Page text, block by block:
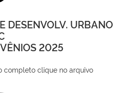
DESENVOLV. URBANO
2025
completo clique no arquivo